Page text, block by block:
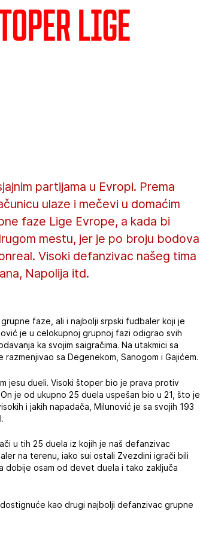
Lige
partijama u Evropi. Prema
ulaze i mečevi u domaćim
faze Lige Evrope, a kada bi
mestu, jer je po broju bodova
Visoki defanzivac našeg tima
Napolija itd.
faze, ali i najbolji srpski fudbaler koji je
je u celokupnoj grupnoj fazi odigrao svih
ka svojim saigračima. Na utakmici sa
sa Degenekom, Sanogom i Gajićem.
jesu dueli. Visoki štoper bio je prava protiv
je od ukupno 25 duela uspešan bio u 21, što je
i jakih napadača, Milunović je sa svojih 193
u tih 25 duela iz kojih je naš defanzivac
na terenu, iako sui ostali Zvezdini igrači bili
dobije osam od devet duela i tako zaključa
kao drugi najbolji defanzivac grupne